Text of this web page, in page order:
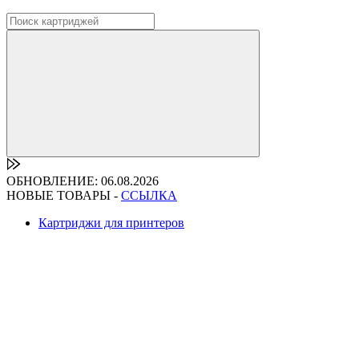
ОБНОВЛЕНИЕ: 06.08.2026
НОВЫЕ ТОВАРЫ - ССЫЛКА
Картриджи для принтеров